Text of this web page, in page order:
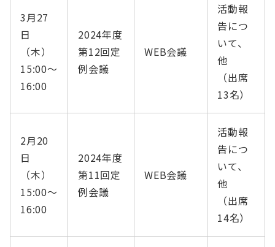
3月27
日
（木）
15:00〜
16:00
2024年度
第12回定
例会議
WEB会議
活動報
告につ
いて、
他
（出席
13名）
2月20
日
（木）
15:00〜
16:00
2024年度
第11回定
例会議
WEB会議
活動報
告につ
いて、
他
（出席
14名）